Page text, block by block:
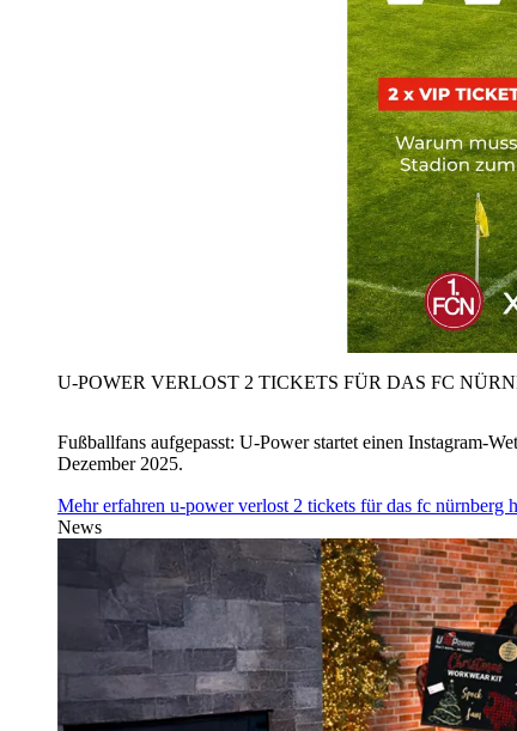
U‑POWER VERLOST 2 TICKETS FÜR DAS FC
Fußballfans aufgepasst: U‑Power startet einen Instagram-
Dezember 2025.
Mehr erfahren u‑power verlost 2 tickets für das fc nürnberg
News